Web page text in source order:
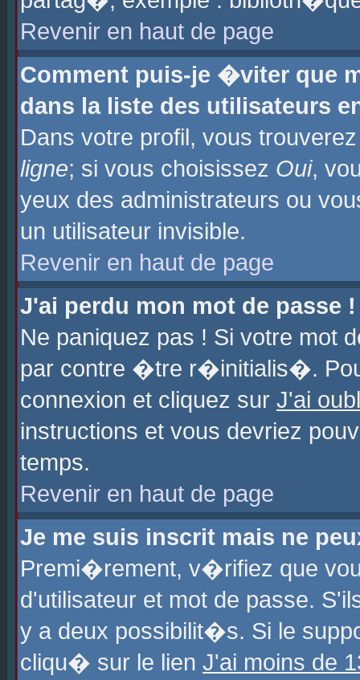
Revenir en haut de page
Comment puis-je �viter que
dans la liste des utilisateurs
Dans votre profil, vous
ligne; si vous choisissez Oui,
yeux des administrateurs ou
un utilisateur invisible.
Revenir en haut de page
J'ai perdu mon mot de passe !
Ne paniquez pas ! Si votre
par contre �tre r�initialis�.
connexion et cliquez sur J'ai
instructions et vous devriez
temps.
Revenir en haut de page
Je me suis inscrit mais ne
Premi�rement, v�rifiez que
d'utilisateur et mot de passe.
y a deux possibilit�s. Si le
cliqu� sur le lien J'ai moins de